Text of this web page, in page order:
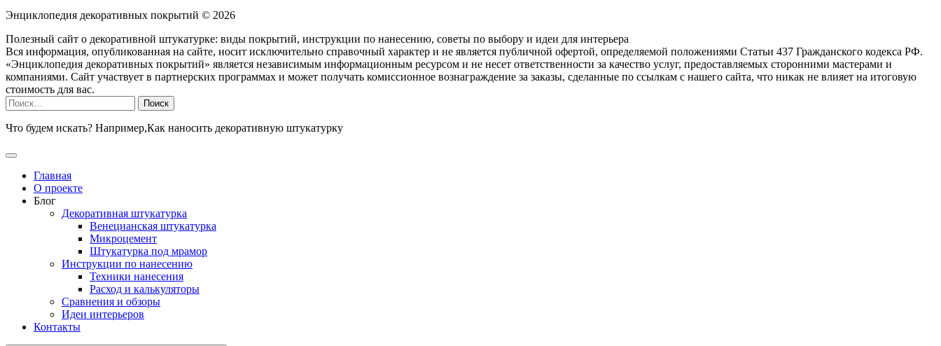
Энциклопедия декоративных покрытий © 2026
Полезный сайт о декоративной штукатурке: виды покрытий, инструкции по нанесению, советы по выбору и идеи для интерьера
Вся информация, опубликованная на сайте, носит исключительно справочный характер и не является публичной офертой, определяемой положениями Статьи 437 Гражданского кодекса РФ.
«Энциклопедия декоративных покрытий» является независимым информационным ресурсом и не несет ответственности за качество услуг, предоставляемых сторонними мастерами и
компаниями. Сайт участвует в партнерских программах и может получать комиссионное вознаграждение за заказы, сделанные по ссылкам с нашего сайта, что никак не влияет на итоговую
стоимость для вас.
Найти:
Что будем искать? Например,Как наносить декоративную штукатурку
Главная
О проекте
Блог
Декоративная штукатурка
Венецианская штукатурка
Микроцемент
Штукатурка под мрамор
Инструкции по нанесению
Техники нанесения
Расход и калькуляторы
Сравнения и обзоры
Идеи интерьеров
Контакты